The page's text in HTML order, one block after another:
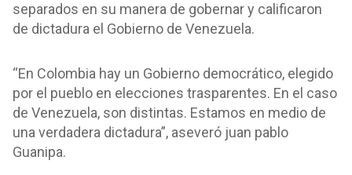
separados en su manera de gobernar y calificaron
de dictadura el Gobierno de Venezuela.
“En Colombia hay un Gobierno democrático, elegido
por el pueblo en elecciones trasparentes. En el caso
de Venezuela, son distintas. Estamos en medio de
una verdadera dictadura”, aseveró juan pablo
Guanipa.